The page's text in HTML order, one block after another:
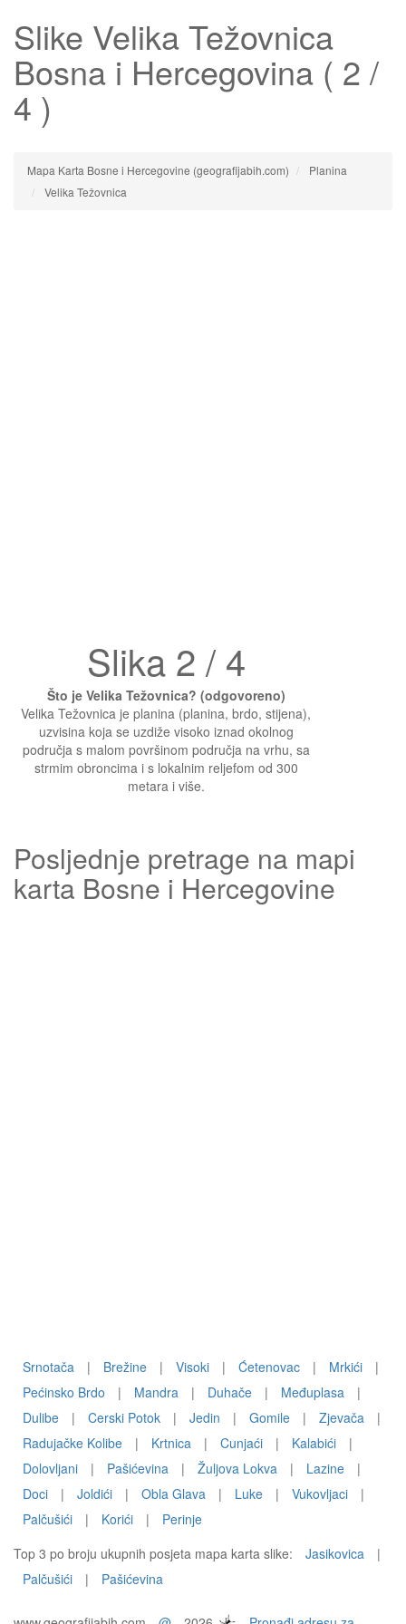
Slike Velika Težovnica
Bosna i Hercegovina ( 2 /
4 )
Mapa Karta Bosne i Hercegovine (geografijabih.com)
Planina
Velika Težovnica
Slika 2 / 4
Što je Velika Težovnica? (odgovoreno)
Velika Težovnica je planina (planina, brdo, stijena),
uzvisina koja se uzdiže visoko iznad okolnog
područja s malom površinom područja na vrhu, sa
strmim obroncima i s lokalnim reljefom od 300
metara i više.
Posljednje pretrage na mapi
karta Bosne i Hercegovine
Srnotača | Brežine | Visoki | Ćetenovac | Mrkići
|
Pećinsko Brdo
| Mandra | Duhače | Međuplasa
|
Dulibe
| Cerski Potok | Jedin | Gomile | Zjevača
|
Radujačke Kolibe
| Krtnica | Cunjaći | Kalabići
|
Dolovljani
| Pašićevina | Žuljova Lokva | Lazine
|
Doci
| Joldići | Obla Glava | Luke | Vukovljaci
|
Palčušići
| Korići |
Perinje
Top 3 po broju ukupnih posjeta mapa karta slike:
Jasikovica
|
Palčušići
| Pašićevina